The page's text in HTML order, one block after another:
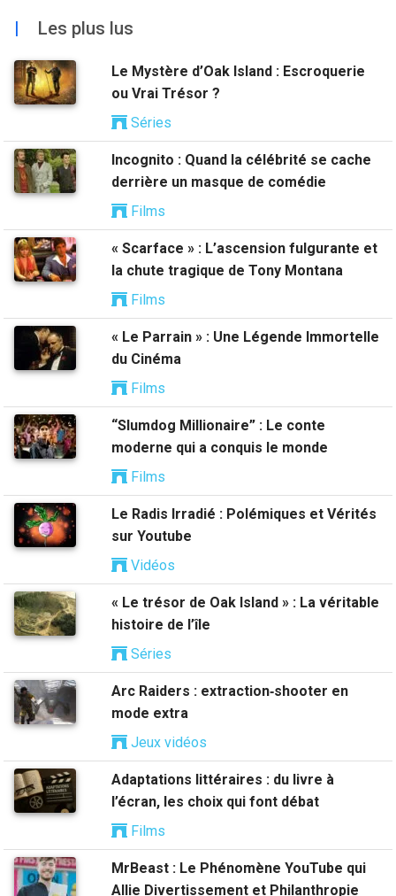
| Les plus lus
Le Mystère d’Oak Island : Escroquerie
ou Vrai Trésor ?
Séries
Incognito : Quand la célébrité se cache
derrière un masque de comédie
Films
« Scarface » : L’ascension fulgurante et
la chute tragique de Tony Montana
Films
« Le Parrain » : Une Légende Immortelle
du Cinéma
Films
“Slumdog Millionaire” : Le conte
moderne qui a conquis le monde
Films
Le Radis Irradié : Polémiques et Vérités
sur Youtube
Vidéos
« Le trésor de Oak Island » : La véritable
histoire de l’île
Séries
Arc Raiders : extraction‑shooter en
mode extra
Jeux vidéos
Adaptations littéraires : du livre à
l’écran, les choix qui font débat
Films
MrBeast : Le Phénomène YouTube qui
Allie Divertissement et Philanthropie